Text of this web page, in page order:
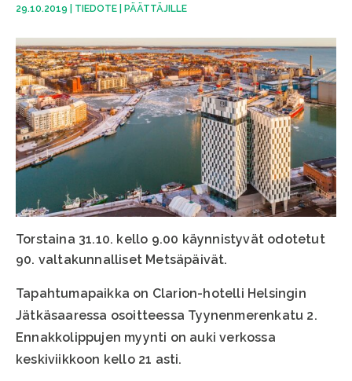
29.10.2019 TIEDOTE PÄÄTTÄJILLE
Torstaina 31.10. kello 9.00 käynnistyvät odotetut
90. valtakunnalliset Metsäpäivät.
Tapahtumapaikka on Clarion-hotelli Helsingin
Jätkäsaaressa osoitteessa Tyynenmerenkatu 2.
Ennakkolippujen myynti on auki verkossa
keskiviikkoon kello 21 asti.